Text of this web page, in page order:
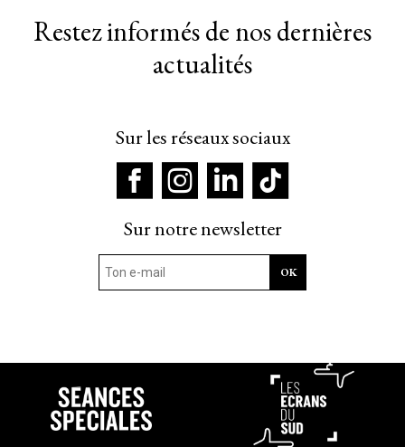
Restez informés de nos dernières
actualités
Sur les réseaux sociaux
Sur notre newsletter